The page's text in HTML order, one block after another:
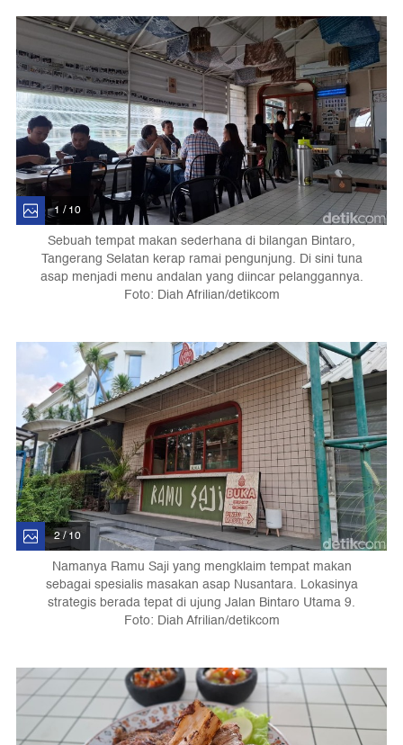
1 / 10
Sebuah tempat makan sederhana di bilangan Bintaro,
Tangerang Selatan kerap ramai pengunjung. Di sini tuna
asap menjadi menu andalan yang diincar pelanggannya.
Foto: Diah Afrilian/detikcom
2 / 10
Namanya Ramu Saji yang mengklaim tempat makan
sebagai spesialis masakan asap Nusantara. Lokasinya
strategis berada tepat di ujung Jalan Bintaro Utama 9.
Foto: Diah Afrilian/detikcom